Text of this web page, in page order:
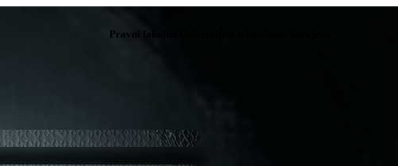
Pravni fakultet Univerziteta u Istočnom Sarajevu